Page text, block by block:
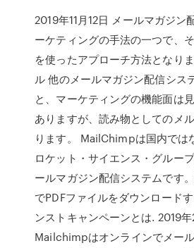
2019年11月12日 メールマガジン
ーケティングの手法の一つで、
を使ったアプローチ方法となり
ル 他のメールマガジン配信シス
と、マーケティングの機能面は
ありますが、読み物としてのメ
ります。 MailChimpは国内では
ロケット・サイエンス・グルー
ールマガジン配信システムです
でPDFファイルをダウンロード
ンストキャンペーンとは. 2019年
Mailchimpはオンラインでメー